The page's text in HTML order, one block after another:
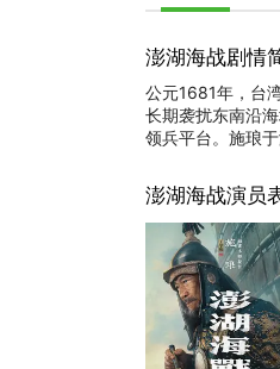
澎湖海战剧情
公元1681年，台
长期袭扰东南沿
领兵平台。施琅
澎湖海战演员